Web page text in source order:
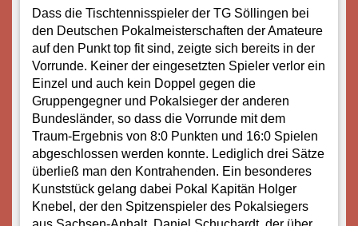
Dass die Tischtennisspieler der TG Söllingen bei
den Deutschen Pokalmeisterschaften der Amateure
auf den Punkt top fit sind, zeigte sich bereits in der
Vorrunde. Keiner der eingesetzten Spieler verlor ein
Einzel und auch kein Doppel gegen die
Gruppengegner und Pokalsieger der anderen
Bundesländer, so dass die Vorrunde mit dem
Traum-Ergebnis von 8:0 Punkten und 16:0 Spielen
abgeschlossen werden konnte. Lediglich drei Sätze
überließ man den Kontrahenden. Ein besonderes
Kunststück gelang dabei Pokal Kapitän Holger
Knebel, der den Spitzenspieler des Pokalsiegers